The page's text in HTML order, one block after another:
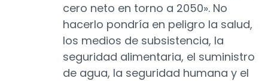
cero neto en torno a 2050». No
hacerlo pondría en peligro la salud,
los medios de subsistencia, la
seguridad alimentaria, el suministro
de agua, la seguridad humana y el